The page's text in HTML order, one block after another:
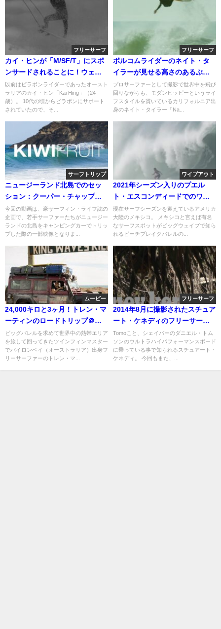
フリーサーフ
カイ・ヒンが「M/SF/T」にスポ
ンサードされることに！ウェル
カム動画
以前はビラボンライダーであったオースト
ラリアのカイ・ヒン「Kai Hing」（24
歳）。 10代の頃からビラボンにサポート
されていたので、そ...
フリーサーフ
ボルコムライダーのネイト・タ
イラーが見せる高さのあるぶっ
飛びエアリアル
プロサーファーとして撮影で世界中を飛び
回りながらも、モダンヒッピーというライ
フスタイルを貫いているカリフォルニア出
身のネイト・タイラー「Na...
サーフトリップ
ニュージーランド北島でのセッ
ション：クーパー・チャップマ
ン
今回の動画は、豪サーフィン・ライフ誌の
企画で、若手サーファーたちがニュージー
ランドの北島をキャンピングカーでトリッ
プした際の一部映像となりま...
ワイプアウト
2021年シーズン入りのプエル
ト・エスコンディードでのワイ
プアウト動画
現在サーフシーズンを迎えているアメリカ
大陸のメキシコ。 メキシコと言えば有名
なサーフスポットがビッグウェイブで知ら
れるビーチブレイクバレルの...
ムービー
24,000キロと3ヶ月！トレン・マ
ーティンのロードトリップ＠オ
ーストラリア
ビッグバレルを求めて世界中の熱帯エリア
を旅して回ってきたツインフィンマスター
でバイロンベイ（オーストラリア）出身フ
リーサーファーのトレン・マ...
フリーサーフ
2014年8月に撮影されたスチュア
ート・ケネディのフリーサーフ
映像
Tomoこと、シェイパーのダニエル・トム
ソンのウルトラハイパフォーマンスボード
に乗っている事で知られるスチュアート・
ケネディ。 今回もまた、...